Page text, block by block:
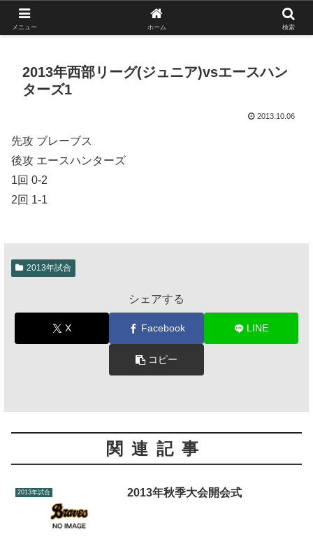
がんばれ！フルスイング！境南ブレーブス！
2013年西部リーグ(ジュニア)vsエースハン
ターズ1
2013.10.06
先攻 ブレーブス
後攻 エースハンターズ
1回 0-2
2回 1-1
2013年試合
シェアする
X Facebook LINE
コピー
関連記事
2013年試合 2013年秋季大会開会式
メニュー ホーム 検索